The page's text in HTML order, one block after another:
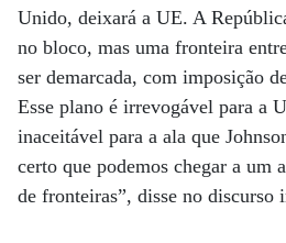
Unido, deixará a UE. A
no bloco, mas uma fronteira
ser demarcada, com imposição
Esse plano é irrevogável para a
inaceitável para a ala que
certo que podemos chegar a um
de fronteiras”, disse no discurso